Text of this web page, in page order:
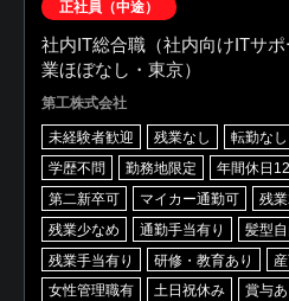
正社員（中途）
社内IT総合職（社内向けITサ
業ほぼなし・東京）
第工株式会社
未経験者歓迎 残業なし 転勤なし
学歴不問
勤務地限定 年間休日
第二新卒可
マイカー通勤可 残
残業少なめ
通勤手当有り 髪型
残業手当有り
研修・教育あり
女性管理職有
土日祝休み 賞与あ